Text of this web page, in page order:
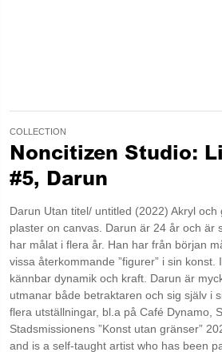
COLLECTION
Noncitizen Studio:
#5, Darun
Darun Utan titel/ untitled (2022) Akryl och
plaster on canvas. Darun är 24 år och är
har målat i flera år. Han har från början
vissa återkommande ”figurer” i sin
kännbar dynamik och kraft. Darun är
utmanar både betraktaren och sig själv i
flera utställningar, bl.a på Café Dynamo,
Stadsmissionens ”Konst utan gränser”
and is a self-taught artist who has been